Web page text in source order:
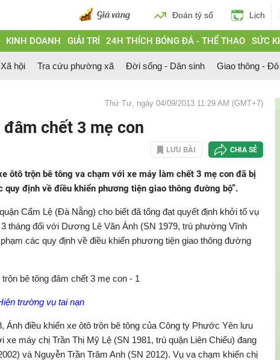
Đoán tỷ số Lịch
KINH DOANH GIẢI TRÍ 24H THÍCH BÓNG ĐÁ - THỂ THAO SỨC
hội Tra cứu phường xã Đời sống - Dân sinh Giao thông -
Thứ Tư, ngày 04/09/2013 11:29 AM (GMT+7)
chết 3 mẹ con
LƯU BÀI CHIA SẺ
ôtô trộn bê tông va chạm với xe máy làm chết 3 mẹ con đã bị
định về điều khiển phương tiện giao thông đường bộ”.
Cẩm Lệ (Đà Nẵng) cho biết đã tống đạt quyết định khởi tố vụ
tháng đối với Dương Lê Văn Ánh (SN 1979, trú phường Vĩnh
các quy định về điều khiển phương tiện giao thông đường
trường vụ tai nạn
Ánh điều khiển xe ôtô trộn bê tông của Công ty Phước Yên lưu
máy chị Trần Thị Mỹ Lệ (SN 1981, trú quận Liên Chiểu) đang
và Nguyễn Trần Trâm Anh (SN 2012). Vụ va chạm khiến chị